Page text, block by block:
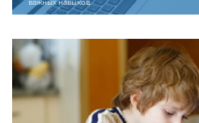
важных навыков.